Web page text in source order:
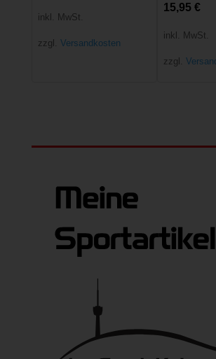
inkl. MwSt.
zzgl. Versandkosten
15,95 €
inkl. MwSt.
zzgl.